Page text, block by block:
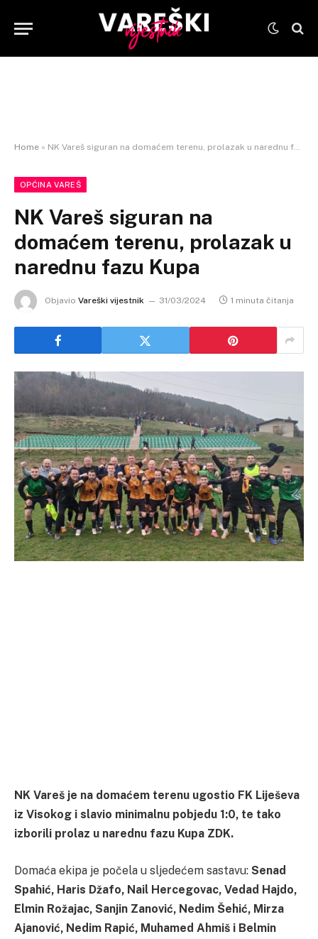
Home » NK Vareš siguran na domaćem terenu, prolazak u narednu fazu Kupa
OPĆINA VAREŠ
NK Vareš siguran na
domaćem terenu, prolazak u
narednu fazu Kupa
Objavio Vareški vijestnik 31/03/2024 1 minuta čitanja
NK Vareš je na domaćem terenu ugostio FK Liješeva
iz Visokog i slavio minimalnu pobjedu 1:0, te tako
izborili prolaz u narednu fazu Kupa ZDK.
Domaća ekipa je počela u sljedećem sastavu: Senad
Spahić, Haris Džafo, Nail Hercegovac, Vedad Hajdo,
Elmin Rožajac, Sanjin Zanović, Nedim Šehić, Mirza
Ajanović, Nedim Rapić, Muhamed Ahmiš i Belmin